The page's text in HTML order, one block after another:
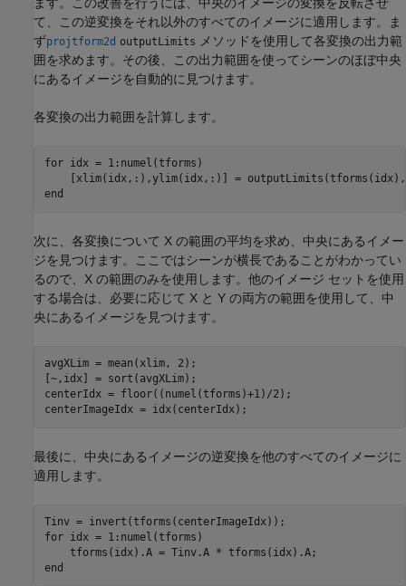
て、この逆変換をそれ以外のすべてのイメージに適用します。ま
ずprojtform2d outputLimits
メソッドを使用して各変換の出力範
囲を求めます。その後、この出力範囲を使ってシーンのほぼ中央
にあるイメージを自動的に見つけます。
各変換の出力範囲を計算します。
for idx = 1:numel(tforms)
end
次に、各変換について X の範囲の平均を求め、中央にあるイメー
ジを見つけます。ここではシーンが横長であることがわかってい
るので、X の範囲のみを使用します。他のイメージ セットを使用
する場合は、必要に応じて X と Y の両方の範囲を使用して、中
央にあるイメージを見つけます。
avgXLim = mean(xlim, 2);
[~,idx] = sort(avgXLim);
centerIdx = floor((numel(tforms)+1)/2);
centerImageIdx = idx(centerIdx);
最後に、中央にあるイメージの逆変換を他のすべてのイメージに
適用します。
for idx = 1:numel(tforms)
end